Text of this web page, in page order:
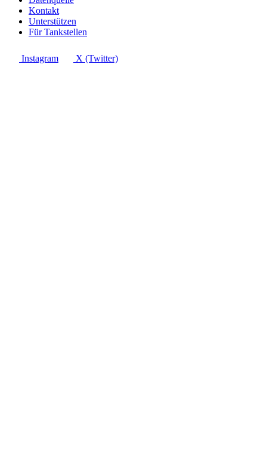
Kontakt
Unterstützen
Für Tankstellen
Instagram X (Twitter)